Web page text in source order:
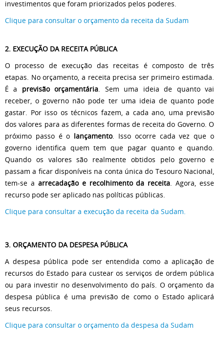
investimentos que foram priorizados pelos poderes.
Clique para consultar o orçamento da receita da Sudam
2. EXECUÇÃO DA RECEITA PÚBLICA
O processo de execução das receitas é composto de três
etapas. No orçamento, a receita precisa ser primeiro estimada.
É a previsão orçamentária. Sem uma ideia de quanto vai
receber, o governo não pode ter uma ideia de quanto pode
gastar. Por isso os técnicos fazem, a cada ano, uma previsão
dos valores para as diferentes formas de receita do Governo. O
próximo passo é o lançamento. Isso ocorre cada vez que o
governo identifica quem tem que pagar quanto e quando.
Quando os valores são realmente obtidos pelo governo e
passam a ficar disponíveis na conta única do Tesouro Nacional,
tem-se a arrecadação e recolhimento da receita. Agora, esse
recurso pode ser aplicado nas políticas públicas.
Clique para consultar a execução da receita da Sudam.
3. ORÇAMENTO DA DESPESA PÚBLICA
A despesa pública pode ser entendida como a aplicação de
recursos do Estado para custear os serviços de ordem pública
ou para investir no desenvolvimento do país. O orçamento da
despesa pública é uma previsão de como o Estado aplicará
seus recursos.
Clique para consultar o orçamento da despesa da Sudam